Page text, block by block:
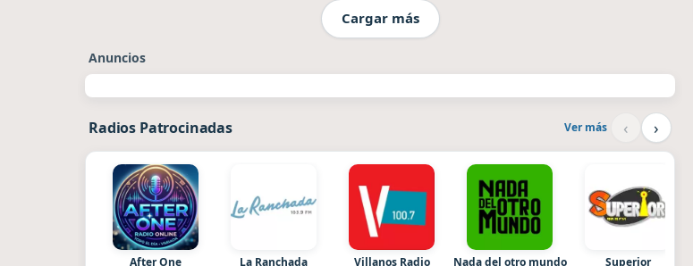
Cargar más
Anuncios
Radios Patrocinadas Ver más ‹ ›
After One La Ranchada Villanos Radio Nada del otro mundo Superior